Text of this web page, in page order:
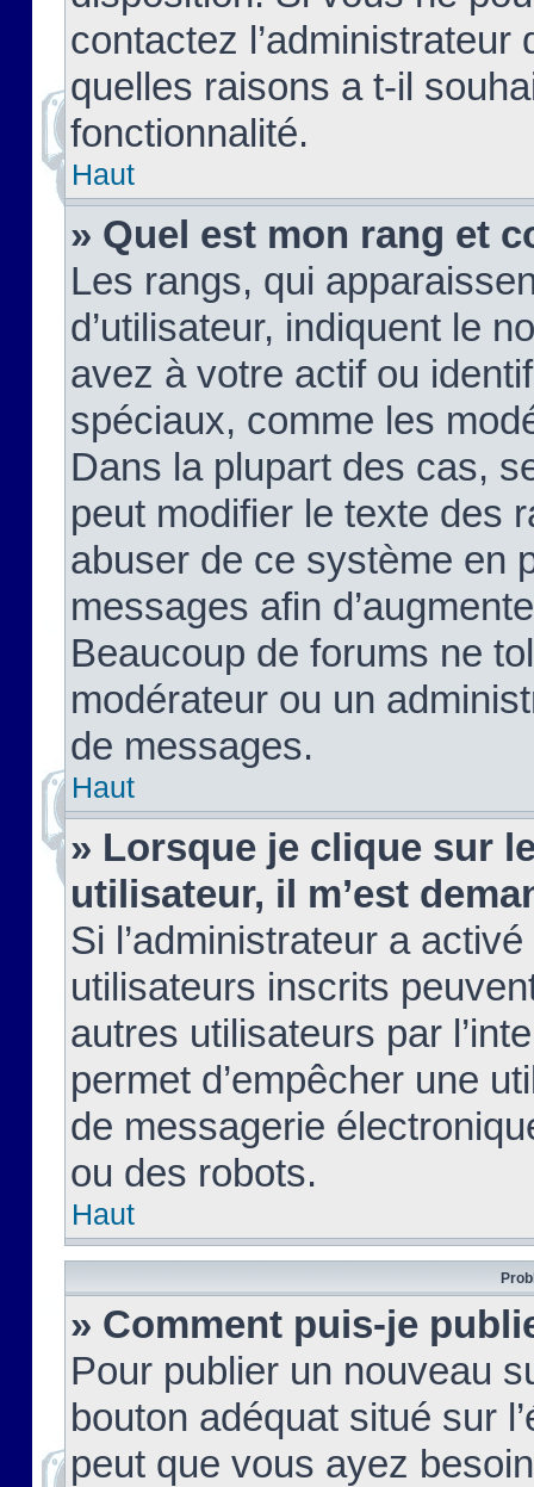
contactez
quelles raisons a t-il
fonctionnalité.
Haut
» Quel est mon rang et
Les rangs, qui
d’utilisateur, indiquent le
avez à votre actif ou
spéciaux, comme les
Dans la plupart des cas,
peut modifier le texte des
abuser de ce système en
messages afin
Beaucoup de forums ne
modérateur ou un
de messages.
Haut
» Lorsque je clique sur
utilisateur, il m’est
Si l’administrateur a
utilisateurs inscrits
autres utilisateurs par
permet d’empêcher une
de messagerie
ou des robots.
Haut
» Comment puis-je
Pour publier un nouveau
bouton adéquat situé sur
peut que vous ayez